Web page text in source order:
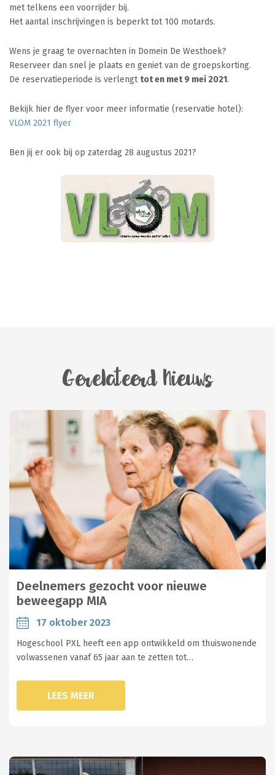
met telkens een voorrijder bij.
Het aantal inschrijvingen is beperkt tot 100 motards.
Wens je graag te overnachten in Domein De Westhoek?
Reserveer dan snel je plaats en geniet van de groepskorting.
De reservatieperiode is verlengt tot en met 9 mei 2021.
Bekijk hier de flyer voor meer informatie (reservatie hotel):
VLOM 2021 flyer
Ben jij er ook bij op zaterdag 28 augustus 2021?
Gerelateerd Nieuws
Deelnemers gezocht voor nieuwe
beweegapp MIA
17 oktober 2023
Hogeschool PXL heeft een app ontwikkeld om thuiswonende
volwassenen vanaf 65 jaar aan te zetten tot…
LEES MEER